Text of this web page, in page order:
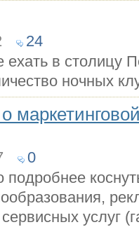
24
в столицу
ночных
0
подробнее
услуг